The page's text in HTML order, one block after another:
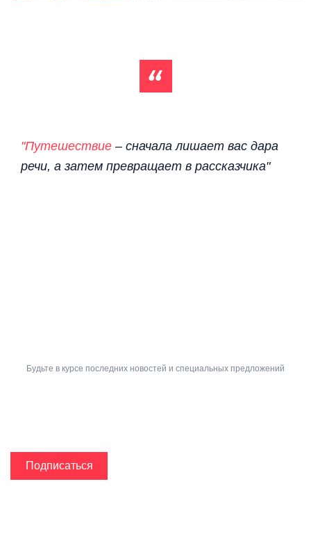
"Путешествие – сначала лишает вас дара
речи, а затем превращает в рассказчика"
Будьте в курсе последних новостей и специальных предложений
Подписаться